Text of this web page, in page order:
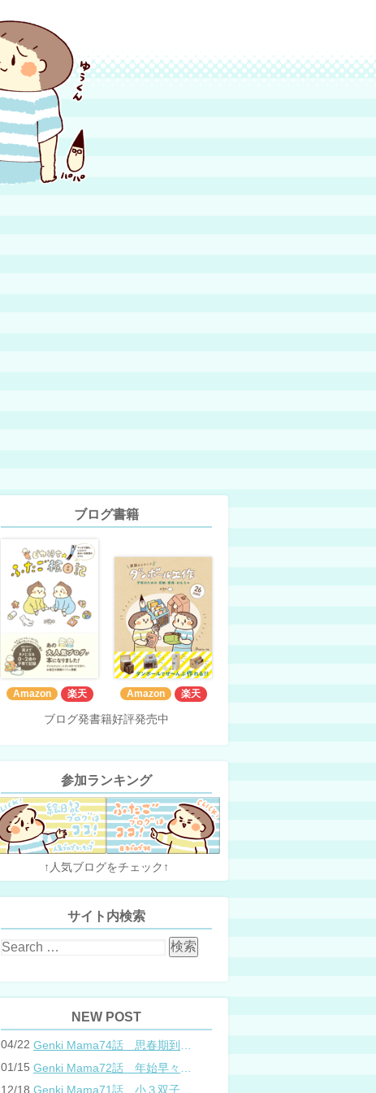
ブログ書籍
Amazon 楽天 Amazon 楽天
ブログ発書籍好評発売中
参加ランキング
↑人気ブログをチェック↑
サイト内検索
NEW POST
04/22
01/15
12/18